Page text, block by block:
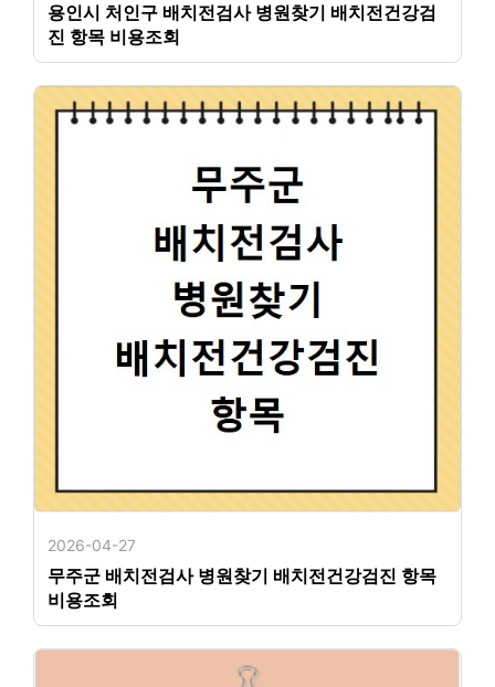
용인시 처인구 배치전검사 병원찾기 배치전건강검
진 항목 비용조회
2026-04-27
무주군 배치전검사 병원찾기 배치전건강검진 항목
비용조회